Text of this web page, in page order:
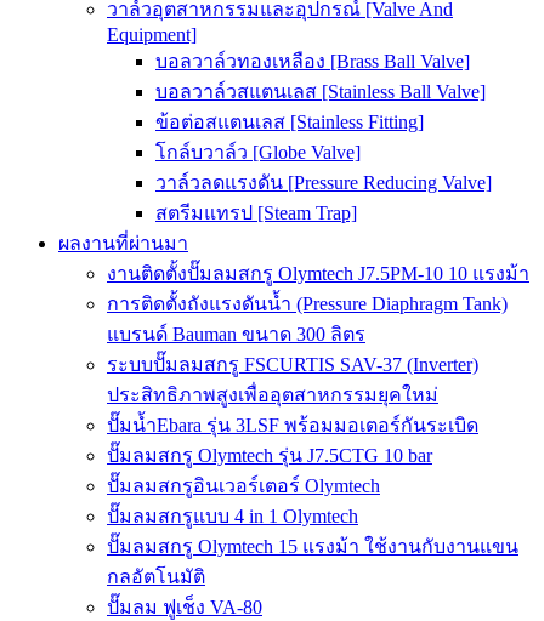
วาล์วอุตสาหกรรมและอุปกรณ์ [Valve And
Equipment]
บอลวาล์วทองเหลือง [Brass Ball Valve]
บอลวาล์วสแตนเลส [Stainless Ball Valve]
ข้อต่อสแตนเลส [Stainless Fitting]
โกล์บวาล์ว [Globe Valve]
วาล์วลดแรงดัน [Pressure Reducing Valve]
สตรีมแทรป [Steam Trap]
ผลงานที่ผ่านมา
งานติดตั้งปั๊มลมสกรู Olymtech J7.5PM-10 10 แรงม้า
การติดตั้งถังแรงดันน้ำ (Pressure Diaphragm Tank)
แบรนด์ Bauman ขนาด 300 ลิตร
ระบบปั๊มลมสกรู FSCURTIS SAV-37 (Inverter)
ประสิทธิภาพสูงเพื่ออุตสาหกรรมยุคใหม่
ปั๊มน้ำEbara รุ่น 3LSF พร้อมมอเตอร์กันระเบิด
ปั๊มลมสกรู Olymtech รุ่น J7.5CTG 10 bar
ปั๊มลมสกรูอินเวอร์เตอร์ Olymtech
ปั๊มลมสกรูแบบ 4 in 1 Olymtech
ปั๊มลมสกรู Olymtech 15 แรงม้า ใช้งานกับงานแขน
กลอัตโนมัติ
ปั๊มลม ฟูเช็ง VA-80